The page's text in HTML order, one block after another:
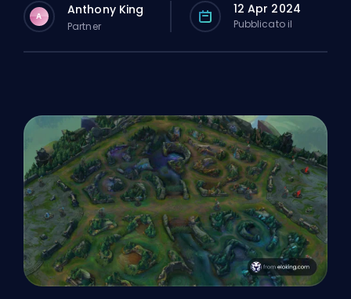
A Anthony King
Partner
12 Apr 2024
Pubblicato il